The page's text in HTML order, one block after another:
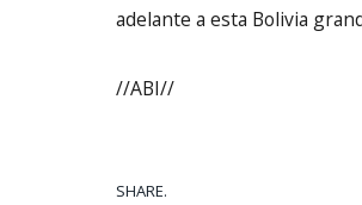
adelante a esta Bolivia
//ABI//
SHARE.